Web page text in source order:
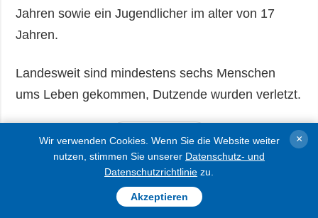
Jahren sowie ein Jugendlicher im alter von 17
Jahren.
Landesweit sind mindestens sechs Menschen
ums Leben gekommen, Dutzende wurden verletzt.
Wir verwenden Cookies. Wenn Sie die Website weiter
nutzen, stimmen Sie unserer Datenschutz- und
Datenschutzrichtlinie zu.
Akzeptieren
×